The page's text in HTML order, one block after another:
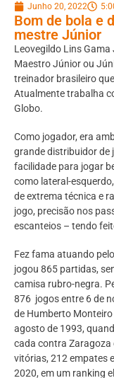
Junho 20, 2022
Bom de bola e
mestre Júnior
Leovegildo Lins
Maestro Júnior ou
treinador brasileiro
Atualmente trabalha
Globo.
Como jogador, era
grande distribuidor de
facilidade para jogar
como lateral-
de extrema técnica e
jogo, precisão nos
escanteios – tendo
Fez fama atuando
jogou 865 partidas,
camisa rubro-negra.
876 jogos entre 6 de
de Humberto
agosto de 1993,
cada contra Zaragoza
vitórias, 212 empates
2020, em um ranking